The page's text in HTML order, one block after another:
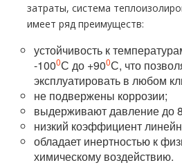
затраты, система
имеет ряд преимуществ:
устойчивость к
-1000С до +900С, что
эксплуатировать в любом
не подвержены коррозии;
выдерживают давление до
низкий коэффициент
обладает инертностью к
химическому воздействию.